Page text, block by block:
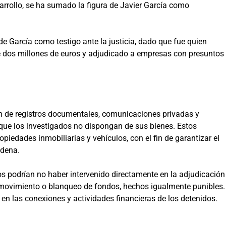
se ha sumado la figura de Javier García como
García como testigo ante la justicia, dado que fue quien
millones de euros y adjudicado a empresas con presuntos
registros documentales, comunicaciones privadas y
los investigados no dispongan de sus bienes. Estos
inmobiliarias y vehículos, con el fin de garantizar el
podrían no haber intervenido directamente en la adjudicación
o blanqueo de fondos, hechos igualmente punibles.
las conexiones y actividades financieras de los detenidos.